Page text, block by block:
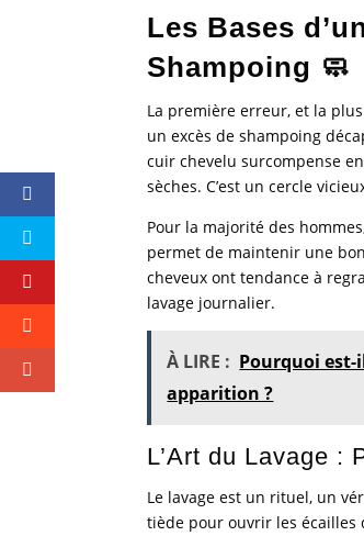
Les Bases
Shampoing 🧼
La première erreur, et la
un excès de shampoing
cuir chevelu surcompense
sèches. C’est un cercle
Pour la majorité des
permet de maintenir une
cheveux ont tendance à
lavage journalier.
À LIRE : Pourquoi est-
apparition ?
L’Art du Lavage :
Le lavage est un rituel, un
tiède pour ouvrir les écailles